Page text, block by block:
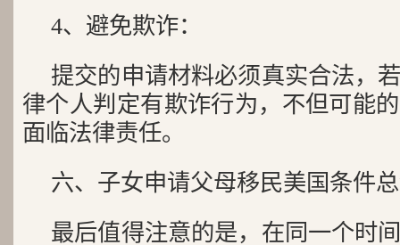
4、避免欺诈：
提交的申请材料必须真实合法，
律个人判定有欺诈行为，不但可能
面临法律责任。
六、子女申请父母移民美国条件
最后值得注意的是，在同一个时